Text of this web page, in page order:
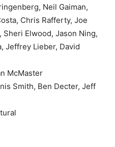
Neil Gaiman,
Chris Rafferty, Joe
Elwood, Jason Ning,
Jeffrey Lieber, David
McMaster
Smith, Ben Decter, Jeff